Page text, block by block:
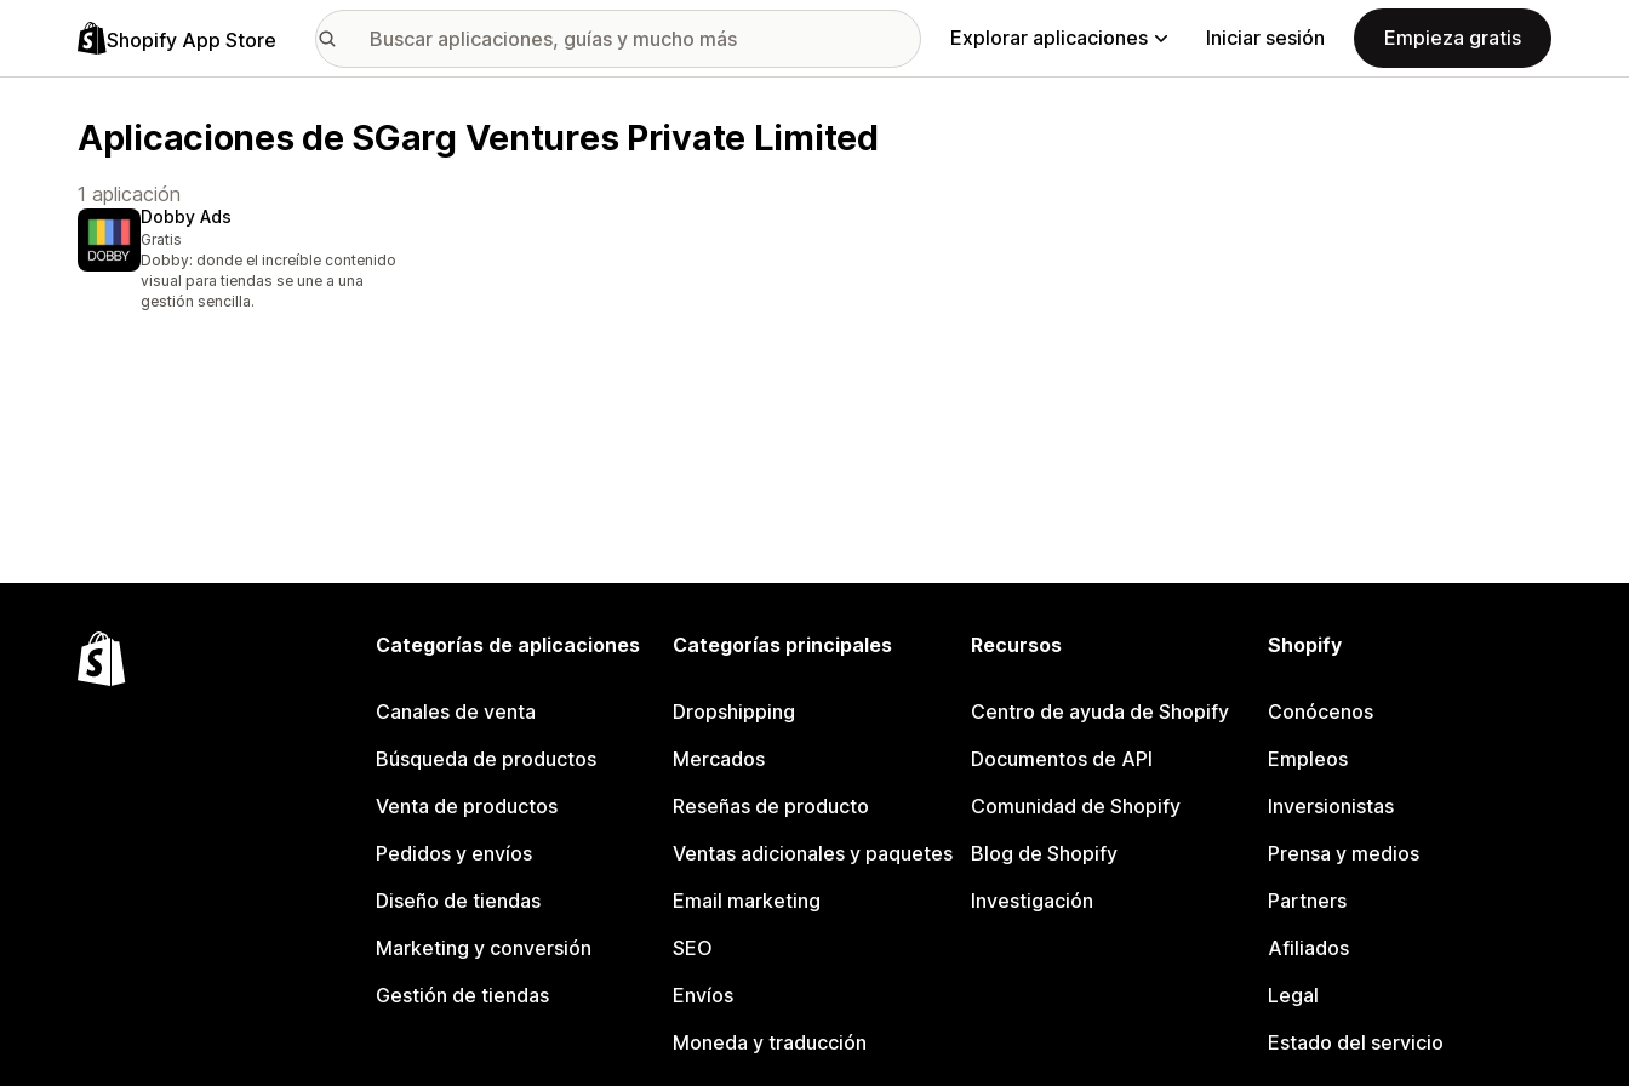
Shopify App Store Explorar aplicaciones Iniciar sesión Empieza gratis
Aplicaciones de SGarg Ventures Private Limited
1 aplicación
Dobby Ads
Gratis
Dobby: donde el increíble contenido
visual para tiendas se une a una
gestión sencilla.
Categorías de aplicaciones
Canales de venta
Búsqueda de productos
Venta de productos
Pedidos y envíos
Diseño de tiendas
Marketing y conversión
Gestión de tiendas
Categorías principales
Dropshipping
Mercados
Reseñas de producto
Ventas adicionales y paquetes
Email marketing
SEO
Envíos
Moneda y traducción
Recursos
Centro de ayuda de Shopify
Documentos de API
Comunidad de Shopify
Blog de Shopify
Investigación
Shopify
Conócenos
Empleos
Inversionistas
Prensa y medios
Partners
Afiliados
Legal
Estado del servicio